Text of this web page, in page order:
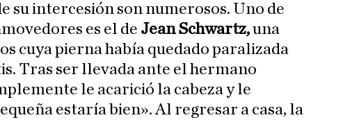
su intercesión son numerosos. Uno de
es el de Jean Schwartz,una
cuya pierna había quedado paralizada
Tras ser llevada ante el hermano
le acarició la cabeza y le
estaría bien». Al regresar a casa, la